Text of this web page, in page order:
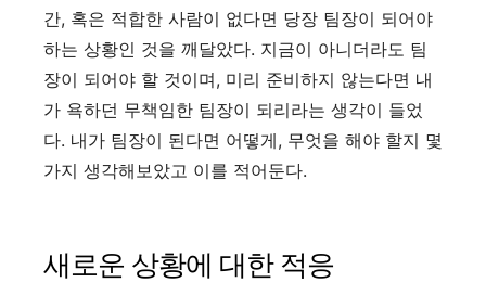
간, 혹은 적합한 사람이 없다면 당장 팀장이 되어야
하는 상황인 것을 깨달았다. 지금이 아니더라도 팀
장이 되어야 할 것이며, 미리 준비하지 않는다면 내
가 욕하던 무책임한 팀장이 되리라는 생각이 들었
다. 내가 팀장이 된다면 어떻게, 무엇을 해야 할지 몇
가지 생각해보았고 이를 적어둔다.
새로운 상황에 대한 적응